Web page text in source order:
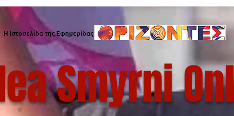
Η Ιστοσελίδα της Εφημερίδας
Smyrni